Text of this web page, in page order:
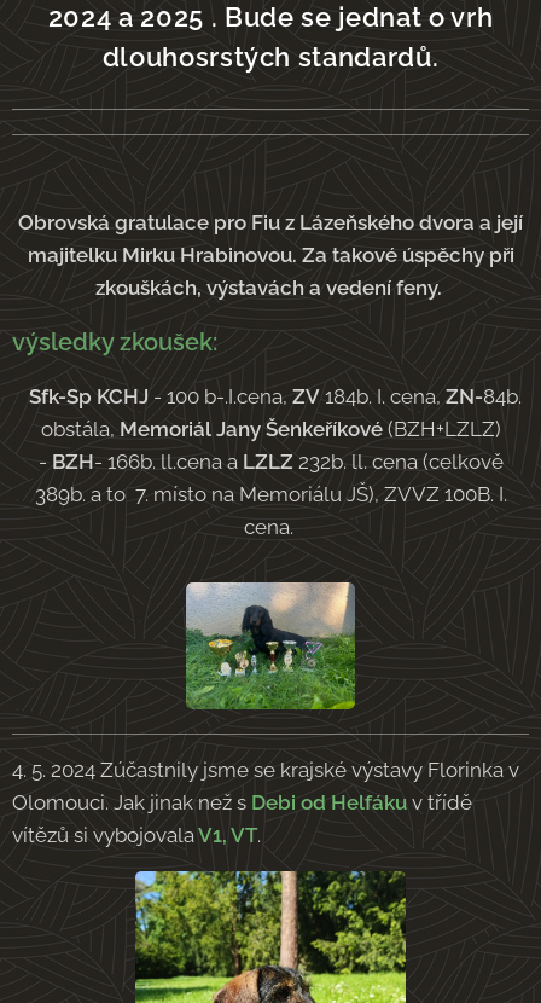
2024 a 2025 . Bude se jednat o vrh
dlouhosrstých standardů.
Obrovská gratulace pro Fiu z Lázeňského dvora a její
majitelku Mirku Hrabinovou. Za takové úspěchy při
zkouškách, výstavách a vedení feny.
výsledky zkoušek:
Sfk-Sp KCHJ - 100 b-.I.cena, ZV 184b. I. cena, ZN-84b.
obstála,Memoriál Jany Šenkeříkové(BZH+LZLZ)
- BZH- 166b. ll.cena a LZLZ 232b. ll. cena (celkově
389b. a to 7. místo na Memoriálu JŠ), ZVVZ 100B. I.
cena.
4. 5. 2024 Zúčastnily jsme se krajské výstavy Florinka v
Olomouci. Jak jinak než s Debi od Helfáku v třídě
vítězů si vybojovala V1, VT.